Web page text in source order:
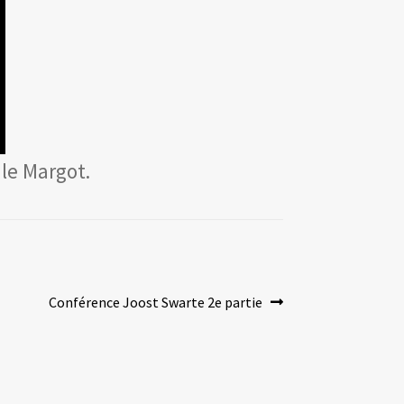
Margot.
Article
Conférence Joost Swarte 2e partie